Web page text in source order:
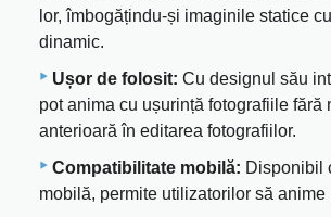
lor, îmbogățindu-și imaginile statice
dinamic.
Ușor de folosit: Cu designul său
pot anima cu ușurință fotografiile fără
anterioară în editarea fotografiilor.
Compatibilitate mobilă: Disponibil
mobilă, permite utilizatorilor să anime